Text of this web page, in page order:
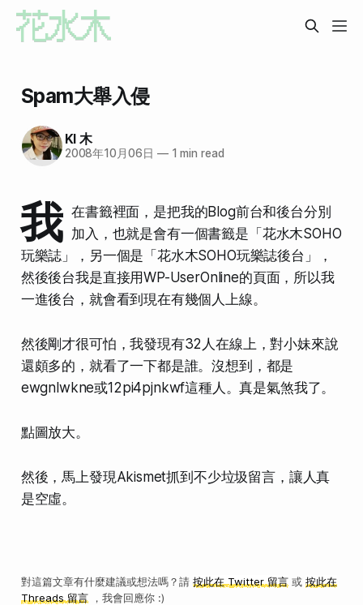
Spam大舉入侵
KI 木
2008年10月06日 —1 min read
我 在書籤裡面，是把我的Blog前台和後台分別
加入，也就是會有一個書籤是「花水木SOHO
玩樂誌」，另一個是「花水木SOHO玩樂誌後台」，
然後後台我是直接用WP-UserOnline的頁面，所以我
一進後台，就會看到現在有幾個人上線。
然後剛才很可怕，我發現有32人在線上，對小妹來說
還頗多的，就看了一下都是誰。沒想到，都是
ewgnlwkne或12pi4pjnkwf這種人。真是氣煞我了。
點圖放大。
然後，馬上發現Akismet抓到不少垃圾留言，讓人真
是空虛。
對這篇文章有什麼建議或想法嗎？請 按此在 Twitter 留言或 按此在
Threads 留言，我會回應你 :)